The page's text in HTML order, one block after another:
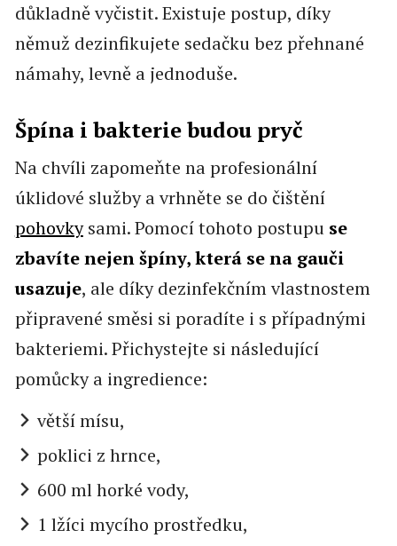
důkladně vyčistit. Existuje postup, díky
němuž dezinfikujete sedačku bez přehnané
námahy, levně a jednoduše.
Špína i bakterie budou pryč
Na chvíli zapomeňte na profesionální
úklidové služby avrhněte se do čištění
pohovkysami. Pomocí tohoto postupu se
zbavíte nejen špíny, která se na gauči
usazuje, ale díky dezinfekčním vlastnostem
připravené směsi si poradíte i s případnými
bakteriemi. Přichystejte si následující
pomůcky a ingredience:
větší mísu,
poklici z hrnce,
600 ml horké vody,
1 lžíci mycího prostředku,